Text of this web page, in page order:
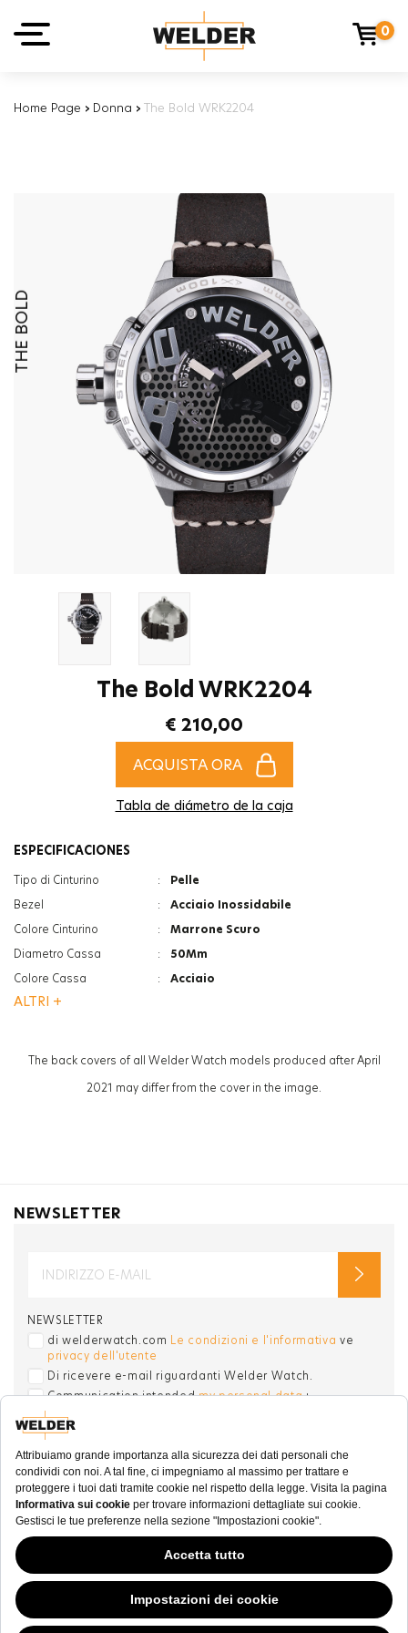
0
Home Page › Donna › The Bold WRK2204
THE BOLD
The Bold WRK2204
€ 210,00
ACQUISTA ORA
Tabla de diámetro de la caja
ESPECIFICACIONES
Tipo di Cinturino :
Pelle
Bezel
:
Acciaio Inossidabile
Colore Cinturino
:
Marrone Scuro
Diametro Cassa
:
50Mm
Colore Cassa
:
Acciaio
Funzione
Genere
: Donna
ALTRI +
The back covers of all Welder Watch models produced after April
2021 may differ from the cover in the image.
NEWSLETTER
NEWSLETTER
di welderwatch.com Le condizioni e l'informativa ve
privacy dell'utente
Di ricevere e-mail riguardanti Welder Watch.
Communication intendedmy personal dataı
SOCIAL CHANNELS
CATEGORIA
COLLEZIONI
ALTRO
© WELDER. All Rights Reserved.
Questo sito Web ha continuato la sua fase di sviluppo mentre i governi si
sono dimostrati volubili in merito ai cookie; nonostante odiamo la "cookie
law (legge sui cookie)”, siamo tenuti a sottostare all'attuale tipologia di